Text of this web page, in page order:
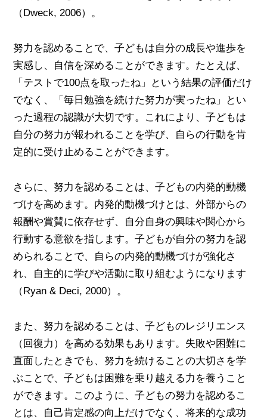
（Dweck, 2006）。
努力を認めることで、子どもは自分の成長や進歩を
実感し、自信を深めることができます。たとえば、
「テストで100点を取ったね」という結果の評価だけ
でなく、「毎日勉強を続けた努力が実ったね」とい
った過程の認識が大切です。これにより、子どもは
自分の努力が報われることを学び、自らの行動を肯
定的に受け止めることができます。
さらに、努力を認めることは、子どもの内発的動機
づけを高めます。内発的動機づけとは、外部からの
報酬や賞賛に依存せず、自分自身の興味や関心から
行動する意欲を指します。子どもが自分の努力を認
められることで、自らの内発的動機づけが強化さ
れ、自主的に学びや活動に取り組むようになります
（Ryan & Deci, 2000）。
また、努力を認めることは、子どものレジリエンス
（回復力）を高める効果もあります。失敗や困難に
直面したときでも、努力を続けることの大切さを学
ぶことで、子どもは困難を乗り越える力を養うこと
ができます。このように、子どもの努力を認めるこ
とは、自己肯定感の向上だけでなく、将来的な成功